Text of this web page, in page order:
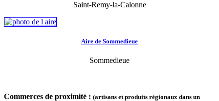
Saint-Remy-la-Calonne
Aire de Sommedieue
Sommedieue
Commerces de proximité : (artisans et produits régionaux dans un